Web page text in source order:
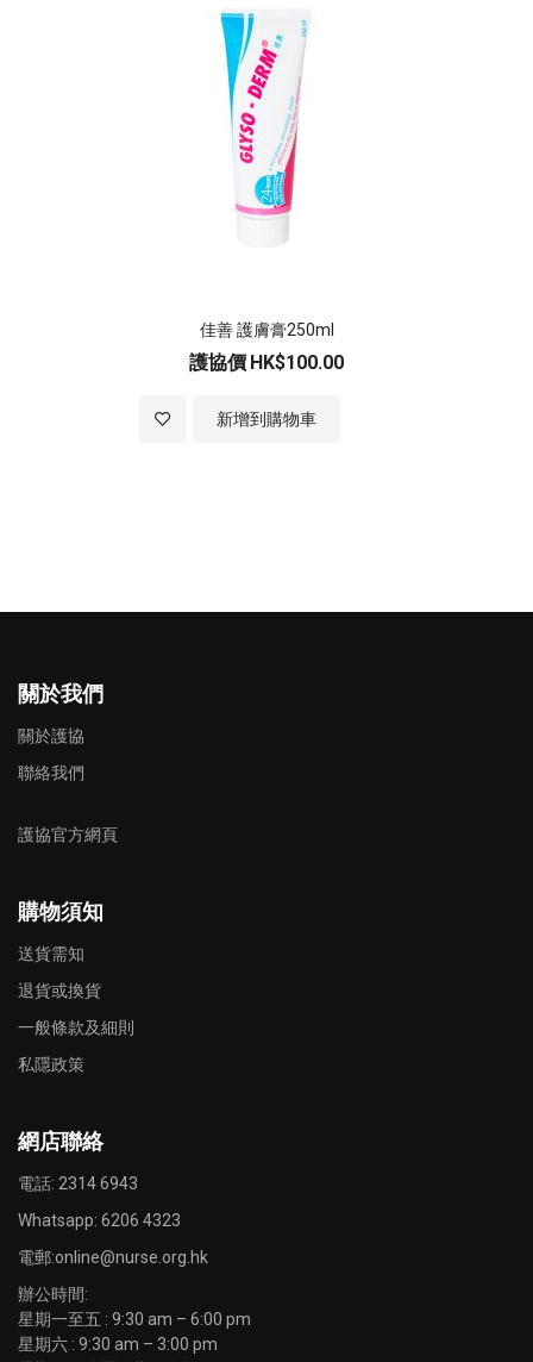
佳善 護膚膏250ml
護協價 HK$100.00
新增到購物車
加入至願望清單
關於我們
關於護協
聯絡我們
護協官方網頁
購物須知
送貨需知
退貨或換貨
一般條款及細則
私隱政策
網店聯絡
電話: 2314 6943
Whatsapp: 6206 4323
電郵:online@nurse.org.hk
辦公時間:
星期一至五 : 9:30 am – 6:00 pm
星期六 : 9:30 am – 3:00 pm